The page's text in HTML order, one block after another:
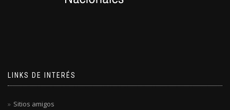
LINKS DE INTERÉS
Sitios amigos